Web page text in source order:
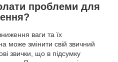
проблеми для
ваги та їх
може змінити свій звичний
звички, що в підсумку